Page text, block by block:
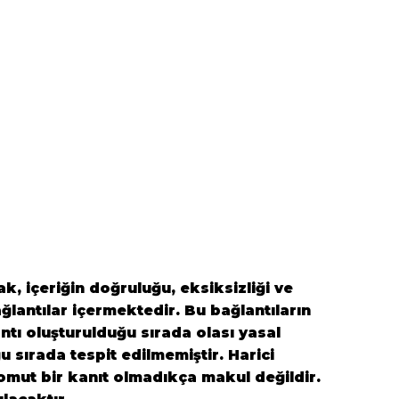
içeriğin doğruluğu, eksiksizliği ve
içermektedir. Bu bağlantıların
oluşturulduğu sırada olası yasal
sırada tespit edilmemiştir. Harici
bir kanıt olmadıkça makul değildir.